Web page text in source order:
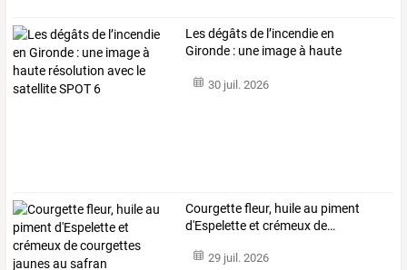
Lesdégâtsde l’incendieen
Gironde : une imageà haute
30 juil. 2026
Courgettefleur, huileau piment
d'Espeletteet crémeuxde…
29 juil. 2026